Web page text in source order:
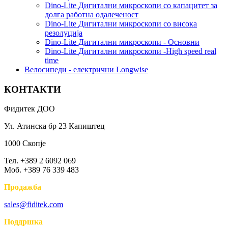
Dino-Lite Дигитални микроскопи со капацитет за
долга работна одалеченост
Dino-Lite Дигитални микроскопи со висока
резолуција
Dino-Lite Дигитални микроскопи - Основни
Dino-Lite Дигитални микроскопи -High speed real
time
Bелосипеди - електрични Longwise
КОНТАКТИ
Фидитек ДОО
Ул. Атинска бр 23 Капиштец
1000 Скопје
Тел. +389 2 6092 069
Моб. +389 76 339 483
Продажба
sales@fiditek.com
Поддршка